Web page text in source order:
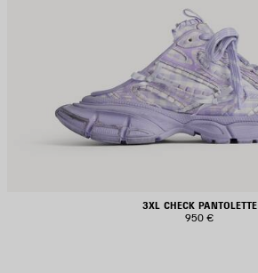
3XL CHECK PANTOLETTE
950 €